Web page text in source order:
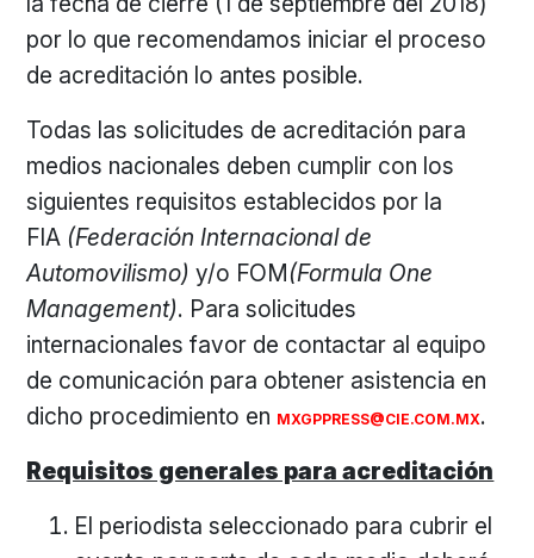
por lo que recomendamos iniciar el proceso
de acreditación lo antes posible.
Todas las solicitudes de acreditación para
medios nacionales deben cumplir con los
siguientes requisitos establecidos por la
FIA (Federación Internacional de
Automovilismo) y/o FOM(Formula One
Management). Para solicitudes
internacionales favor de contactar al equipo
de comunicación para obtener asistencia en
dicho procedimiento en MXGPPRESS@CIE.COM.MX.
Requisitos generales para acreditación
El periodista seleccionado para cubrir el